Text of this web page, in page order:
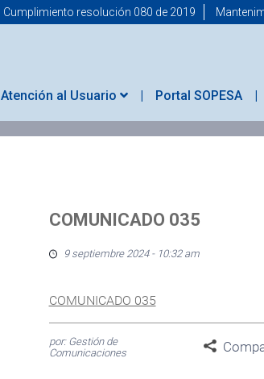
Cumplimiento resolución 080 de 2019
Atención al Usuario Portal SOPESA
COMUNICADO 035
9 septiembre 2024 - 10:32 am
COMUNICADO 035
por: Gestión de
Comunicaciones